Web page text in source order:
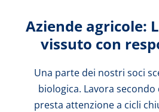
Aziende agricole:
vissuto con
Una parte dei nostri soci
biologica. Lavora
presta attenzione a cicli